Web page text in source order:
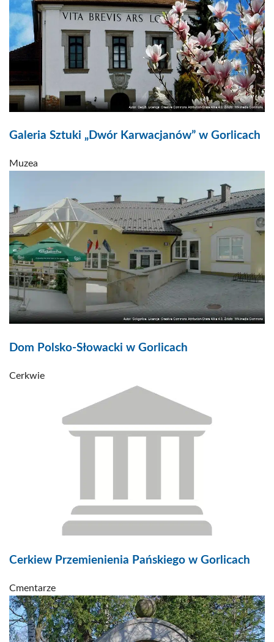
Galeria Sztuki „Dwór Karwacjanów” w Gorlicach
Muzea
Dom Polsko-Słowacki w Gorlicach
Cerkwie
Cerkiew Przemienienia Pańskiego w Gorlicach
Cmentarze